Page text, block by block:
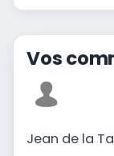
Vos
Jean de la